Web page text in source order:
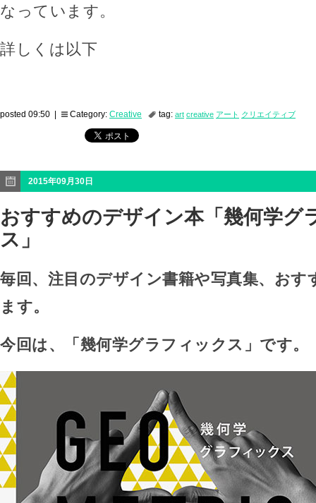
なっています。
詳しくは以下
posted 09:50 | Category: Creative tag: art creative アート クリエイティブ
2015年09月30日
おすすめのデザイン本「幾何学グ
ス」
毎回、注目のデザイン書籍や写真集、おす
ます。
今回は、「幾何学グラフィックス」です。